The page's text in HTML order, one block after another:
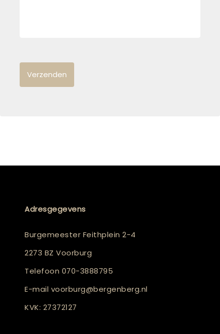
Adresgegevens
Burgemeester Feithplein 2-4
2273 BZ Voorburg
Telefoon 070-3888795
E-mail voorburg@bergenberg.nl
KVK: 27372127